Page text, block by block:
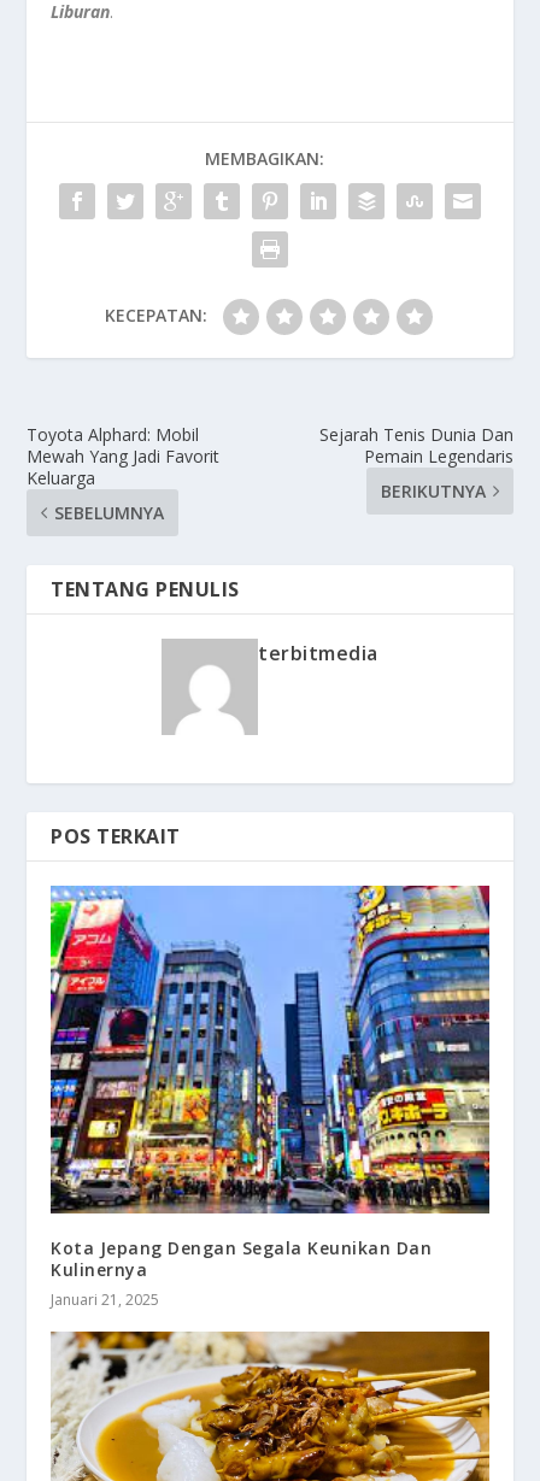
Liburan.
MEMBAGIKAN:
KECEPATAN:
Toyota Alphard: Mobil
Mewah Yang Jadi Favorit
Keluarga
SEBELUMNYA
Sejarah Tenis Dunia Dan
Pemain Legendaris
BERIKUTNYA
TENTANG PENULIS
terbitmedia
POS TERKAIT
Kota Jepang Dengan Segala Keunikan Dan
Kulinernya
Januari 21, 2025